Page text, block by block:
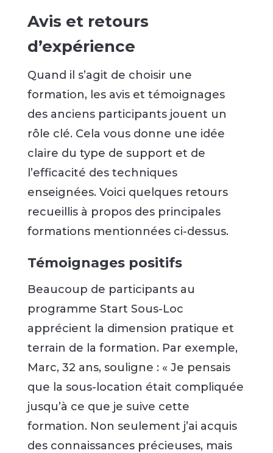
Avis et retours
d’expérience
Quand il s’agit de choisir une
formation, les avis et témoignages
des anciens participants jouent un
rôle clé. Cela vous donne une idée
claire du type de support et de
l’efficacité des techniques
enseignées. Voici quelques retours
recueillis à propos des principales
formations mentionnées ci-dessus.
Témoignages positifs
Beaucoup de participants au
programme Start Sous-Loc
apprécient la dimension pratique et
terrain de la formation. Par exemple,
Marc, 32 ans, souligne : « Je pensais
que la sous-location était compliquée
jusqu’à ce que je suive cette
formation. Non seulement j’ai acquis
des connaissances précieuses, mais